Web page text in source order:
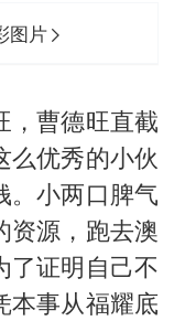
图片
，曹德旺直截
么优秀的小伙
。小两口脾气
资源，跑去澳
了证明自己不
本事从福耀底